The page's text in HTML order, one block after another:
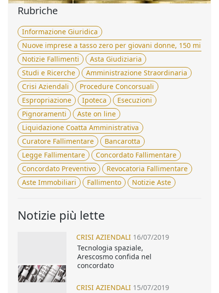
Rubriche
Informazione Giuridica
Nuove imprese a tasso zero per giovani donne, 150
Notizie Fallimenti
Asta Giudiziaria
Studi e Ricerche
Amministrazione Straordinaria
Crisi Aziendali
Procedure Concorsuali
Espropriazione
Ipoteca
Esecuzioni
Pignoramenti
Aste on line
Liquidazione Coatta Amministrativa
Curatore Fallimentare
Bancarotta
Legge Fallimentare
Concordato Fallimentare
Concordato Preventivo
Revocatoria Fallimentare
Aste Immobiliari
Fallimento Notizie Aste
Notizie più lette
CRISI AZIENDALI 16/07/2019
Tecnologia spaziale,
Arescosmo confida nel
concordato
CRISI AZIENDALI 15/07/2019